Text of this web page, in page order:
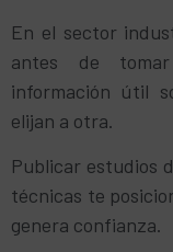
En el sector
antes de
información útil
elijan a otra.
Publicar estudios
técnicas te
genera confianza.